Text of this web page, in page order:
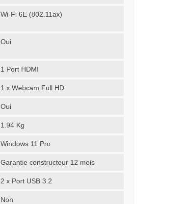
Wi-Fi 6E (802.11ax)
Oui
1 Port HDMI
1 x Webcam Full HD
Oui
1.94 Kg
Windows 11 Pro
Garantie constructeur 12 mois
2 x Port USB 3.2
Non